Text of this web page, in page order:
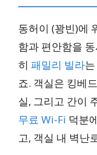
동허이 (꽝빈)에
함과 편안함을
히 패밀리 빌라는
죠. 객실은 킹베
실, 그리고 간이
무료 Wi-Fi 덕분
고, 객실 내 벽난